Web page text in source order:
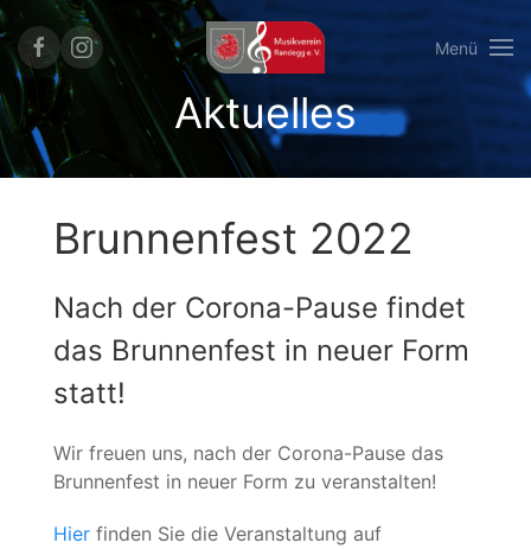
Menü
Aktuelles
Brunnenfest 2022
Nach der Corona-Pause findet
das Brunnenfest in neuer Form
statt!
Wir freuen uns, nach der Corona-Pause das
Brunnenfest in neuer Form zu veranstalten!
Hier finden Sie die Veranstaltung auf